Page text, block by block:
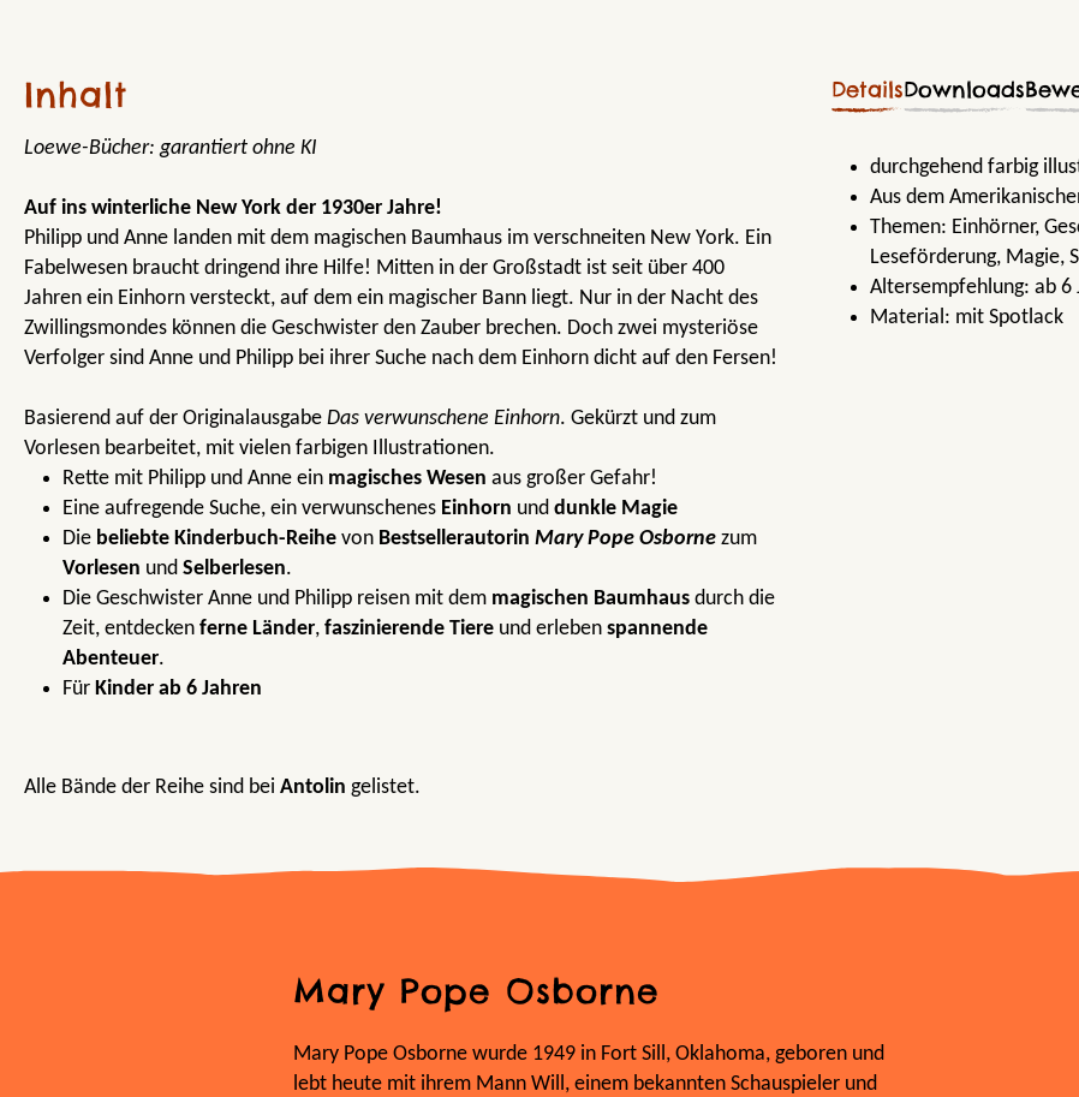
Inhalt
Loewe-Bücher: garantiert ohne KI
Auf ins winterliche New York der 1930er Jahre!
Philipp und Anne landen mit dem magischen Baumhaus im verschneiten New York. Ein
Fabelwesen braucht dringend ihre Hilfe! Mitten in der Großstadt ist seit über 400
Jahren ein Einhorn versteckt, auf dem ein magischer Bann liegt. Nur in der Nacht des
Zwillingsmondes können die Geschwister den Zauber brechen. Doch zwei mysteriöse
Verfolger sind Anne und Philipp bei ihrer Suche nach dem Einhorn dicht auf den Fersen!
Basierend auf der Originalausgabe Das verwunschene Einhorn. Gekürzt und zum
Vorlesen bearbeitet, mit vielen farbigen Illustrationen.
Rette mit Philipp und Anne ein magisches Wesen aus großer Gefahr!
Eine aufregende Suche, ein verwunschenes Einhorn und dunkle Magie
Die beliebte Kinderbuch-Reihe von Bestsellerautorin Mary Pope Osborne zum
Vorlesen und Selberlesen.
Die Geschwister Anne und Philipp reisen mit dem magischen Baumhaus durch die
Zeit, entdecken ferne Länder, faszinierende Tiere und erleben spannende
Abenteuer.
Für Kinder ab 6 Jahren
Alle Bände der Reihe sind bei Antolin gelistet.
DetailsDownloads
durchgehend farbig
Aus dem
Themen: Einhörner,
Leseförderung, Magie,
Altersempfehlung: ab 6
Material: mit Spotlack
Mary Pope Osborne
Mary Pope Osborne wurde 1949 in Fort Sill, Oklahoma, geboren und
lebt heute mit ihrem Mann Will, einem bekannten Schauspieler und